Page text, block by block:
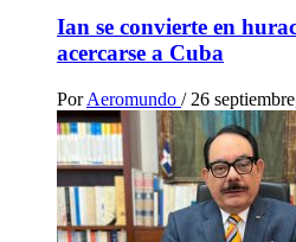
Ian se convierte en
acercarse a Cuba
Por Aeromundo / 26